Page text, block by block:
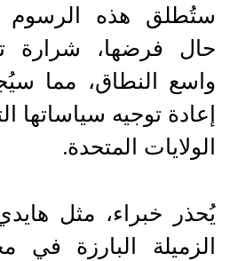
ستُطلق هذه الرسوم
حال فرضها، شرارة
واسع النطاق، مما
إعادة توجيه سياساتها
الولايات المتحدة.
يُحذر خبراء، مثل
الزميلة البارزة في